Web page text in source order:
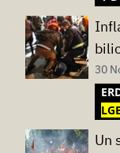
30
Un